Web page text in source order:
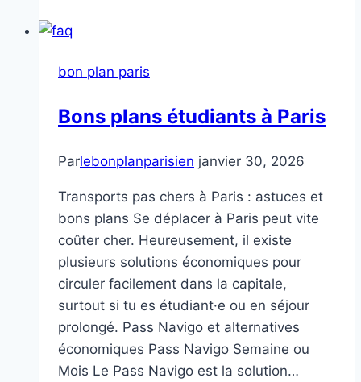
bon plan paris
Bons plans étudiants à Paris
Parlebonplanparisien janvier 30, 2026
Transports pas chers à Paris : astuces et
bons plans Se déplacer à Paris peut vite
coûter cher. Heureusement, il existe
plusieurs solutions économiques pour
circuler facilement dans la capitale,
surtout si tu es étudiant·e ou en séjour
prolongé. Pass Navigo et alternatives
économiques Pass Navigo Semaine ou
Mois Le Pass Navigo est la solution…